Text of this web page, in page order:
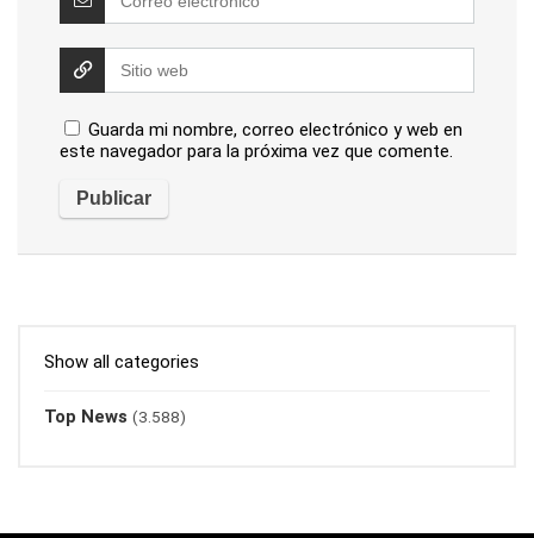
Guarda mi nombre, correo electrónico y web en
este navegador para la próxima vez que comente.
Show all categories
Top News (3.588)